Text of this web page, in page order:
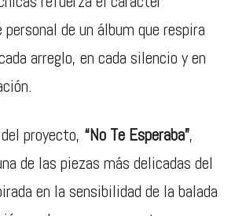
de un álbum que respira
arreglo, en cada silencio y en
proyecto, “No Te Esperaba”,
de las piezas más delicadas del
en la sensibilidad de la balada